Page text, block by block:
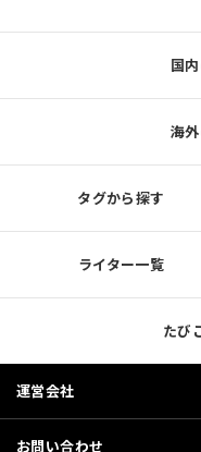
国
海
タグから探す
ライター一覧
たび
運営会社
お問い合わせ